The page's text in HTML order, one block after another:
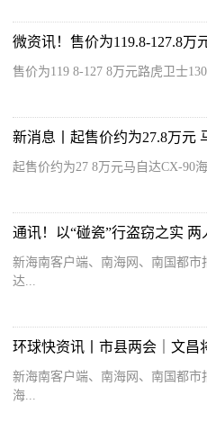
微资讯！售价为119.8-127.8万
售价为119 8-127 8万元路虎卫士
新消息丨起售价约为27.8万元
起售价约为27 8万元马自达CX-90
通讯！以“碰瓷”行盗窃之实
新海南客户端、南海网、南国都
达...
新海南客户端、南海网、南国都市
海...